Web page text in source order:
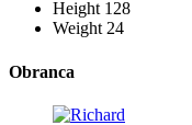
Height 128
Weight 24
Obranca